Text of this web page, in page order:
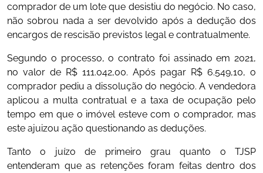
comprador de um lote que desistiu do negócio. No caso,
não sobrou nada a ser devolvido após a dedução dos
encargos de rescisão previstos legal e contratualmente.
Segundo o processo, o contrato foi assinado em 2021,
no valor de R$ 111.042,00. Após pagar R$ 6.549,10, o
comprador pediu a dissolução do negócio. A vendedora
aplicou a multa contratual e a taxa de ocupação pelo
tempo em que o imóvel esteve com o comprador, mas
este ajuizou ação questionando as deduções.
Tanto o juízo de primeiro grau quanto o TJSP
entenderam que as retenções foram feitas dentro dos